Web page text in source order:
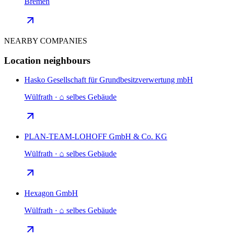
NEARBY COMPANIES
Location neighbours
Hasko Gesellschaft für Grundbesitzverwertung mbH
Wülfrath · ⌂ selbes Gebäude
PLAN-TEAM-LOHOFF GmbH & Co. KG
Wülfrath · ⌂ selbes Gebäude
Hexagon GmbH
Wülfrath · ⌂ selbes Gebäude